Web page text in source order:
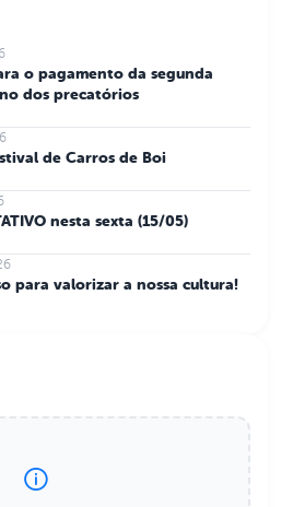
o pagamento da segunda
dos precatórios
de Carros de Boi
nesta sexta (15/05)
para valorizar a nossa cultura!